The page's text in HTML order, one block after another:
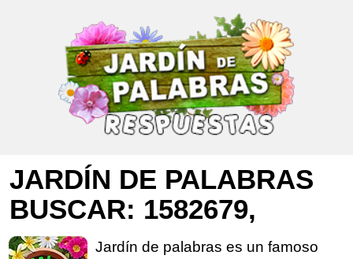
JARDÍN DE PALABRAS
BUSCAR: 1582679,
Jardín de palabras es un famoso